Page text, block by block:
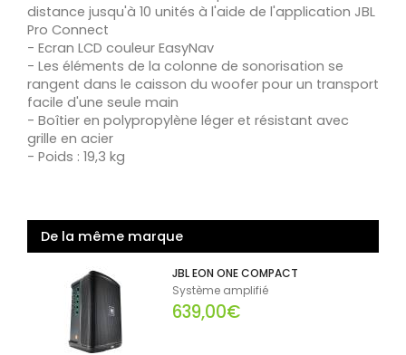
distance jusqu'à 10 unités à l'aide de l'application JBL
Pro Connect
- Ecran LCD couleur EasyNav
- Les éléments de la colonne de sonorisation se
rangent dans le caisson du woofer pour un transport
facile d'une seule main
- Boîtier en polypropylène léger et résistant avec
grille en acier
- Poids : 19,3 kg
De la même marque
JBL EON ONE COMPACT
Système amplifié
639,00€